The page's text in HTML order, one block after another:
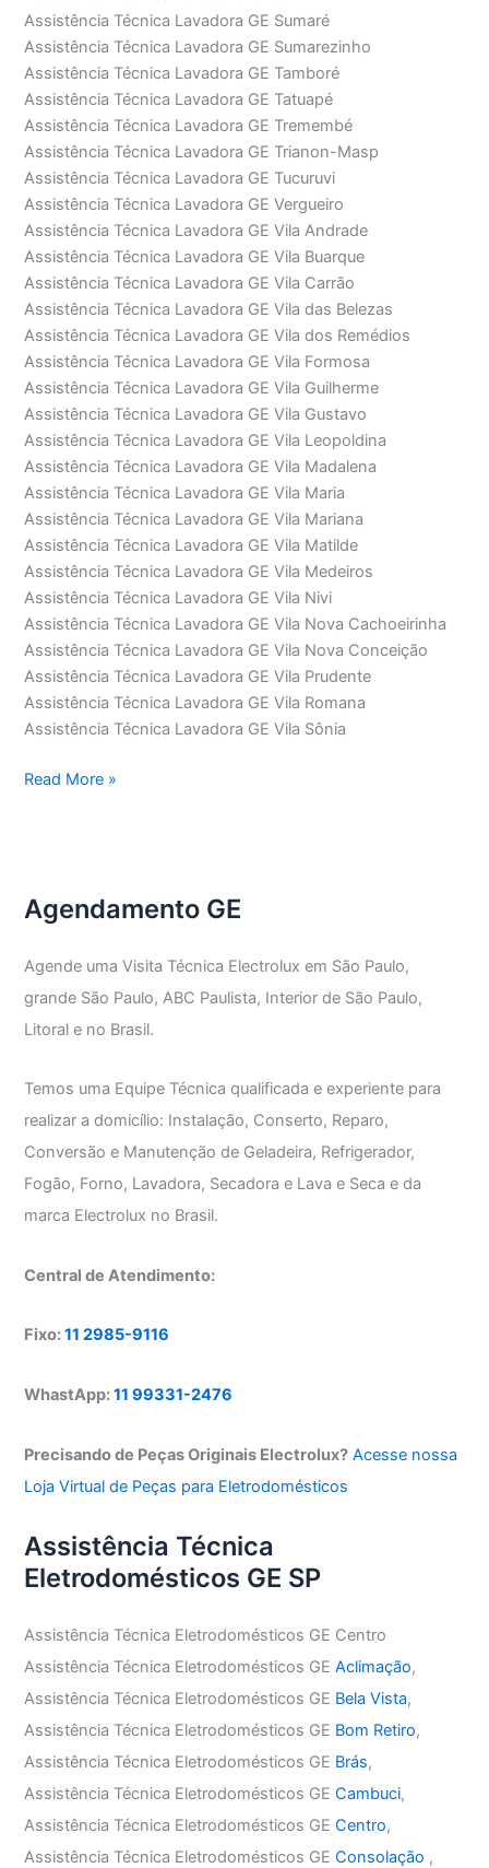
Assistência Técnica Lavadora GE Sumaré
Assistência Técnica Lavadora GE Sumarezinho
Assistência Técnica Lavadora GE Tamboré
Assistência Técnica Lavadora GE Tatuapé
Assistência Técnica Lavadora GE Tremembé
Assistência Técnica Lavadora GE Trianon-Masp
Assistência Técnica Lavadora GE Tucuruvi
Assistência Técnica Lavadora GE Vergueiro
Assistência Técnica Lavadora GE Vila Andrade
Assistência Técnica Lavadora GE Vila Buarque
Assistência Técnica Lavadora GE Vila Carrão
Assistência Técnica Lavadora GE Vila das Belezas
Assistência Técnica Lavadora GE Vila dos Remédios
Assistência Técnica Lavadora GE Vila Formosa
Assistência Técnica Lavadora GE Vila Guilherme
Assistência Técnica Lavadora GE Vila Gustavo
Assistência Técnica Lavadora GE Vila Leopoldina
Assistência Técnica Lavadora GE Vila Madalena
Assistência Técnica Lavadora GE Vila Maria
Assistência Técnica Lavadora GE Vila Mariana
Assistência Técnica Lavadora GE Vila Matilde
Assistência Técnica Lavadora GE Vila Medeiros
Assistência Técnica Lavadora GE Vila Nivi
Assistência Técnica Lavadora GE Vila Nova Cachoeirinha
Assistência Técnica Lavadora GE Vila Nova Conceição
Assistência Técnica Lavadora GE Vila Prudente
Assistência Técnica Lavadora GE Vila Romana
Assistência Técnica Lavadora GE Vila Sônia
Assistência
Read More »
Agendamento GE
Agende uma Visita Técnica Electrolux em São Paulo,
grande São Paulo, ABC Paulista, Interior de São Paulo,
Litoral e no Brasil.
Temos uma Equipe Técnica qualificada e experiente para
realizar a domicílio: Instalação, Conserto, Reparo,
Conversão e Manutenção de Geladeira, Refrigerador,
Fogão, Forno, Lavadora, Secadora e Lava e Seca e da
marca Electrolux no Brasil.
Central de Atendimento:
Fixo:11 2985-9116
WhastApp:11 99331-2476
Precisando de Peças Originais Electrolux? Acesse nossa
Loja Virtual de Peças para Eletrodomésticos
Assistência Técnica
Eletrodomésticos GE SP
Assistência Técnica Eletrodomésticos GE Centro
Assistência Técnica Eletrodomésticos GEAclimação,
Assistência Técnica Eletrodomésticos GE Bela Vista,
Assistência Técnica Eletrodomésticos GE Bom Retiro,
Assistência Técnica Eletrodomésticos GE Brás,
Assistência Técnica Eletrodomésticos GECambuci,
Assistência Técnica Eletrodomésticos GECentro,
Assistência Técnica Eletrodomésticos GEConsolação ,